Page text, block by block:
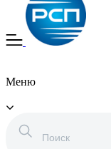
Меню